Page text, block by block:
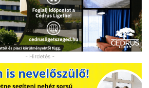
- Hirdetés -